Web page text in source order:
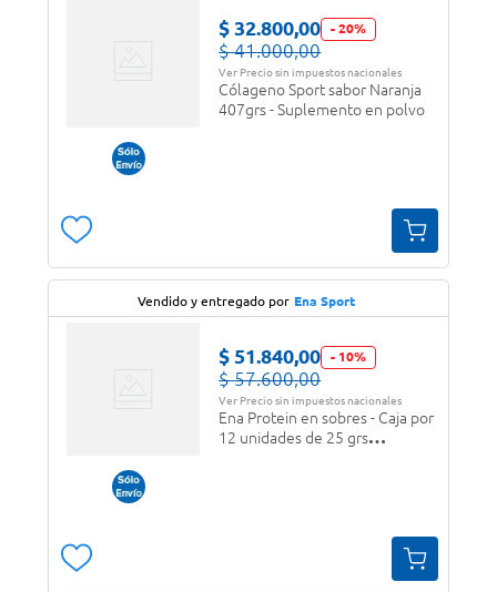
$ 32.800,00 -20%
$ 41.000,00
Ver Precio sin impuestos nacionales
Cólageno Sport sabor Naranja
407grs - Suplemento en polvo
Vendido y entregado por Ena Sport
$ 51.840,00 - 10%
$ 57.600,00
Ver Precio sin impuestos nacionales
Ena Protein en sobres - Caja por
12 unidades de 25 grs